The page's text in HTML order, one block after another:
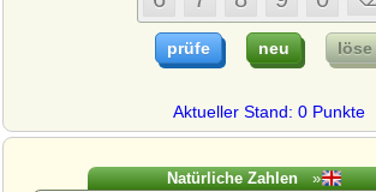
Natürliche Zahlen»
Aktueller Stand: 0 Punkte